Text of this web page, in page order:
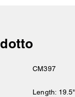
CM397
Length: 19.5"